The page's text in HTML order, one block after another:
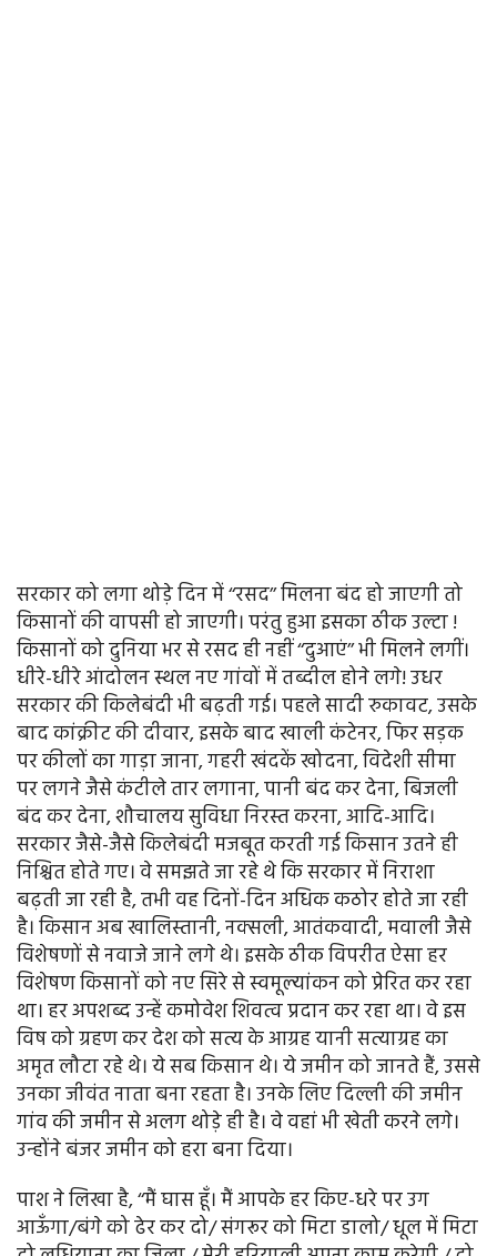
सरकार को लगा थोड़े दिन में ‘‘रसद’’ मिलना बंद हो जाएगी तो
किसानों की वापसी हो जाएगी। परंतु हुआ इसका ठीक उल्टा !
किसानों को दुनिया भर से रसद ही नहीं ‘‘दुआएं’’ भी मिलने लगीं।
धीरे-धीरे आंदोलन स्थल नए गांवों में तब्दील होने लगे! उधर
सरकार की किलेबंदी भी बढ़ती गई। पहले सादी रुकावट, उसके
बाद कांक्रीट की दीवार, इसके बाद खाली कंटेनर, फिर सड़क
पर कीलों का गाड़ा जाना, गहरी खंदकें खोदना, विदेशी सीमा
पर लगने जैसे कंटीले तार लगाना, पानी बंद कर देना, बिजली
बंद कर देना, शौचालय सुविधा निरस्त करना, आदि-आदि।
सरकार जैसे-जैसे किलेबंदी मजबूत करती गई किसान उतने ही
निश्चित होते गए। वे समझते जा रहे थे कि सरकार में निराशा
बढ़ती जा रही है, तभी वह दिनों-दिन अधिक कठोर होते जा रही
है। किसान अब खालिस्तानी, नक्सली, आतंकवादी, मवाली जैसे
विशेषणों से नवाजे जाने लगे थे। इसके ठीक विपरीत ऐसा हर
विशेषण किसानों को नए सिरे से स्वमूल्यांकन को प्रेरित कर रहा
था। हर अपशब्द उन्हें कमोवेश शिवत्व प्रदान कर रहा था। वे इस
विष को ग्रहण कर देश को सत्य के आग्रह यानी सत्याग्रह का
अमृत लौटा रहे थे। ये सब किसान थे। ये जमीन को जानते हैं, उससे
उनका जीवंत नाता बना रहता है। उनके लिए दिल्ली की जमीन
गांव की जमीन से अलग थोड़े ही है। वे वहां भी खेती करने लगे।
उन्होंने बंजर जमीन को हरा बना दिया।
पाश ने लिखा है, ‘‘मैं घास हूँ। मैं आपके हर किए-धरे पर उग
आऊँगा/बंगे को ढेर कर दो/ संगरूर को मिटा डालो/ धूल में मिटा